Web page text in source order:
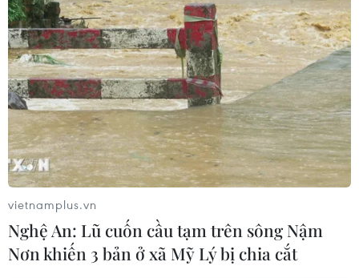
TIN CÙNG CHUYÊN MỤC
EU triển khai mạng vệ tinh riêng,
củng cố chủ quyền số
08/08/2026 04:15
Trung Quốc: E-Town Bắc Kinh
hướng tới trở thành trung tâm AI
toàn cầu năm 2030
vietnamplus.vn
Nghệ An: Lũ cuốn cầu tạm trên sông Nậm
Nơn khiến 3 bản ở xã Mỹ Lý bị chia cắt